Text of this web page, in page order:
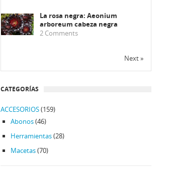
La rosa negra: Aeonium
arboreum cabeza negra
2 Comments
Next »
CATEGORÍAS
ACCESORIOS(159)
Abonos(46)
Herramientas(28)
Macetas(70)